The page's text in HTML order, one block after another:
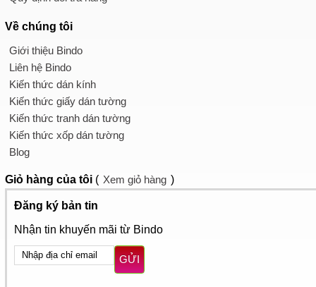
Về chúng tôi
Giới thiệu Bindo
Liên hệ Bindo
Kiến thức dán kính
Kiến thức giấy dán tường
Kiến thức tranh dán tường
Kiến thức xốp dán tường
Blog
Giỏ hàng của tôi ( Xem giỏ hàng )
Đăng ký bản tin
Nhận tin khuyến mãi từ Bindo
GỬI